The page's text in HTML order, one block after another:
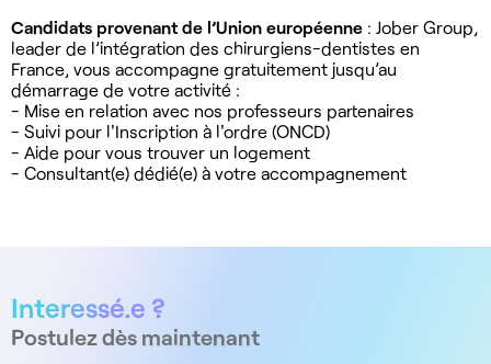
Candidats provenant de l’Union européenne : Jober Group,
leader de l’intégration des chirurgiens-dentistes en
France, vous accompagne gratuitement jusqu’au
démarrage de votre activité :
- Mise en relation avec nos professeurs partenaires
- Suivi pour l'Inscription à l'ordre (ONCD)
- Aide pour vous trouver un logement
- Consultant(e) dédié(e) à votre accompagnement
Interessé.e ?
Postulez dès maintenant